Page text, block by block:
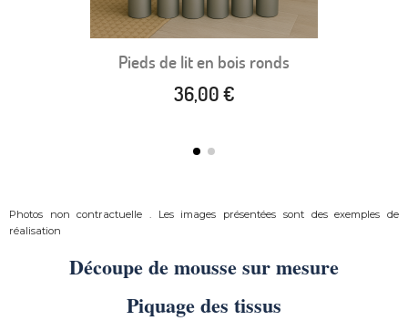
Pieds de lit en bois ronds
36,00 €
Photos non contractuelle . Les images présentées sont des exemples de
réalisation
Découpe de mousse sur mesure
Piquage des tissus